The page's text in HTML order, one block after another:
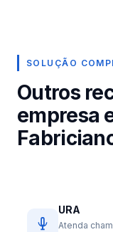
SOLUÇÃO
Outros
empresa
URA
Atenda